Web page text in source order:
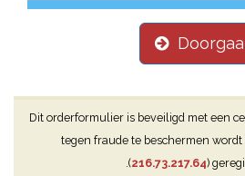
Dit orderformulier is beveiligd met een
tegen fraude te beschermen wordt
(216.73.217.64)